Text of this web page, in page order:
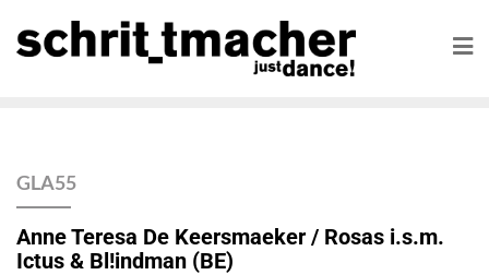
GLA55
Anne Teresa De Keersmaeker / Rosas i.s.m.
Ictus & Bl!indman (BE)